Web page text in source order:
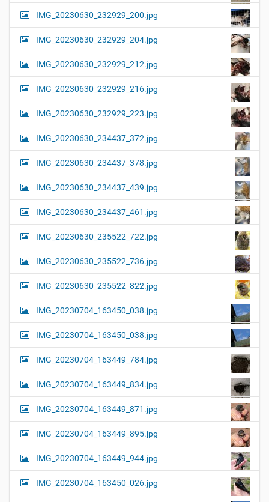
IMG_20230630_232929_200.jpg
IMG_20230630_232929_204.jpg
IMG_20230630_232929_212.jpg
IMG_20230630_232929_216.jpg
IMG_20230630_232929_223.jpg
IMG_20230630_234437_372.jpg
IMG_20230630_234437_378.jpg
IMG_20230630_234437_439.jpg
IMG_20230630_234437_461.jpg
IMG_20230630_235522_722.jpg
IMG_20230630_235522_736.jpg
IMG_20230630_235522_822.jpg
IMG_20230704_163450_038.jpg
IMG_20230704_163450_038.jpg
IMG_20230704_163449_784.jpg
IMG_20230704_163449_834.jpg
IMG_20230704_163449_871.jpg
IMG_20230704_163449_895.jpg
IMG_20230704_163449_944.jpg
IMG_20230704_163450_026.jpg